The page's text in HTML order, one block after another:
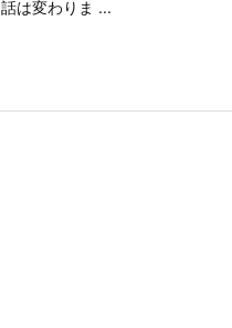
話は変わりま ...